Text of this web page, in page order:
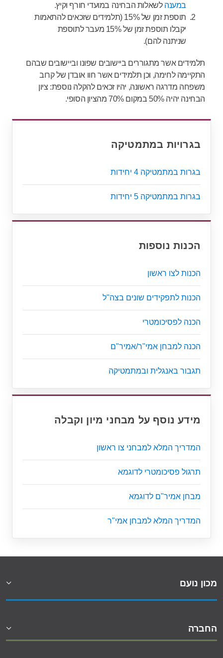
במענה לשאלות הבחינה במועדי חורף וקיץ.
תוספת זמן של 15% (תלמידים שזכאים להתאמות
יקבלו תוספת זמן של 15% מעבר לתוספת
שניתנה להם).
תלמידים אשר מתגוררים ביישובים שפונו וביישובים שבהם
התקיימה לחימה, וכן תלמידים אשר חוו אובדן של קרוב
משפחה מדרגה ראשונה, יהיו זכאים להקלה נוספת: ציון
הבחינה יהיה 50% במקום 70% מהציון הסופי.
בגרויות במתמטיקה
בגרות במתמטיקה 4 יחידות
בגרות במתמטיקה 5 יחידות
הכנות נוספות
הכנות לצו ראשון
הכנות לתפקידים שונים בצה"ל
הכנה לפסיכומטרי
הכנה למבחן אמי"ר/אמיר"ם
תגבור באנגלית ובמתמטיקה
מידע נוסף על מבחני מיון וקבלה
המדריך המלא למבחני צו ראשון
תרגול פסיכומטרי לדוגמא
מבחן אמיר"ם לדוגמא
המדריך המלא למבחן אמי"ר
מכון נועם
החברה